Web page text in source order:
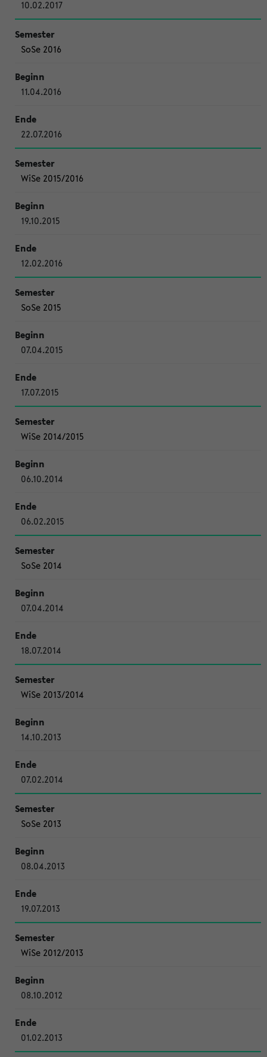
10.02.2017
SoSe 2016
11.04.2016
22.07.2016
WiSe 2015/2016
19.10.2015
12.02.2016
SoSe 2015
07.04.2015
17.07.2015
WiSe 2014/2015
06.10.2014
06.02.2015
SoSe 2014
07.04.2014
18.07.2014
WiSe 2013/2014
14.10.2013
07.02.2014
SoSe 2013
08.04.2013
19.07.2013
WiSe 2012/2013
08.10.2012
01.02.2013